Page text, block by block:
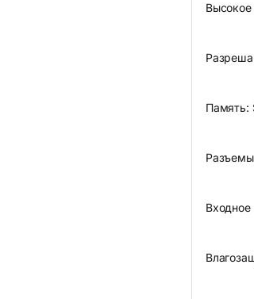
Высокое
Память: